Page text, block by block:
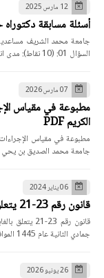
12 مارس 2025
أسئلة مسابقة دكتوراه حقوق
جامعة محمد الشريف
السؤال 01: (10 نقاط): مدى انطب…
07 مارس 2026
مطبوعة في مقياس
الكريم PDF
جامعة محمد الصديق بن
06 يناير 2024
قانون رقم 23-21 يتعلق بالغابات والثروات الغابية PDF
جمادي الثانية عام 1445 الموافق 23 ديسم…
26 يونيو 2026